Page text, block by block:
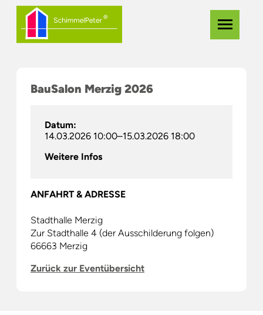
Zum
Hauptinhalt
springen
Navigation
BauSalon Merzig 2026
Datum:
14.03.2026 10:00–15.03.2026 18:00
Weitere Infos
ANFAHRT & ADRESSE
Stadthalle Merzig
Zur Stadthalle 4 (der Ausschilderung folgen)
66663 Merzig
Zurück zur Eventübersicht